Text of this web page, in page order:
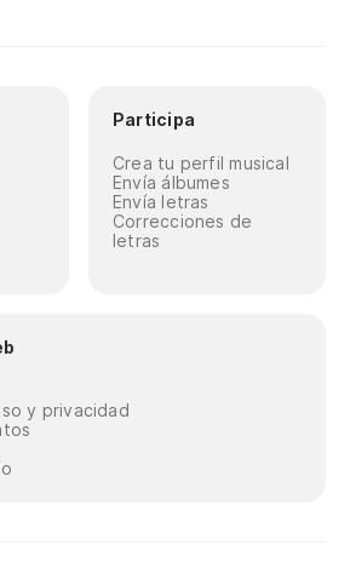
Participa
Crea tu perfil musical
Envía álbumes
Envía letras
Correcciones de
letras
y privacidad